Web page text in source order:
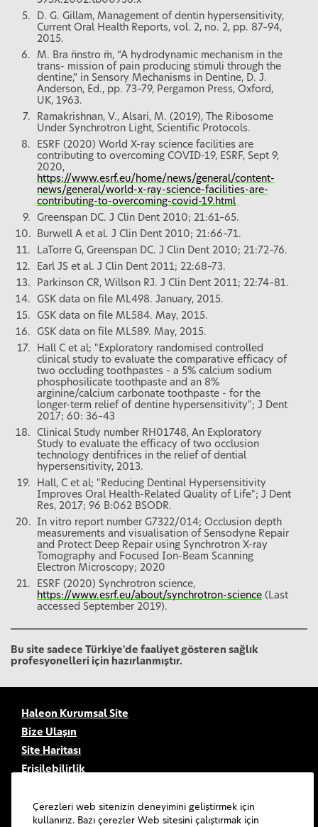
D. G. Gillam, Management of dentin hypersensitivity,
Current Oral Health Reports, vol. 2, no. 2, pp. 87–94,
2015.
M. Bra ̈nnstro ̈m, “A hydrodynamic mechanism in the
trans- mission of pain producing stimuli through the
dentine,” in Sensory Mechanisms in Dentine, D. J.
Anderson, Ed., pp. 73–79, Pergamon Press, Oxford,
UK, 1963.
Ramakrishnan, V., Alsari, M. (2019), The Ribosome
Under Synchrotron Light, Scientific Protocols.
ESRF (2020) World X-ray science facilities are
contributing to overcoming COVID-19, ESRF, Sept 9,
2020,
https://www.esrf.eu/home/news/general/content-
news/general/world-x-ray-science-facilities-are-
contributing-to-overcoming-covid-19.html
Greenspan DC. J Clin Dent 2010; 21:61–65.
Burwell A et al. J Clin Dent 2010; 21:66–71.
LaTorre G, Greenspan DC. J Clin Dent 2010; 21:72–76.
Earl JS et al. J Clin Dent 2011; 22:68–73.
Parkinson CR, Willson RJ. J Clin Dent 2011; 22:74–81.
GSK data on file ML498. January, 2015.
GSK data on file ML584. May, 2015.
GSK data on file ML589. May, 2015.
Hall C et al; "Exploratory randomised controlled
clinical study to evaluate the comparative efficacy of
two occluding toothpastes - a 5% calcium sodium
phosphosilicate toothpaste and an 8%
arginine/calcium carbonate toothpaste - for the
longer-term relief of dentine hypersensitivity"; J Dent
2017; 60: 36–43
Clinical Study number RH01748, An Exploratory
Study to evaluate the efficacy of two occlusion
technology dentifrices in the relief of dential
hypersensitivity, 2013.
Hall, C et al; "Reducing Dentinal Hypersensitivity
Improves Oral Health-Related Quality of Life"; J Dent
Res, 2017; 96 B:062 BSODR.
In vitro report number G7322/014; Occlusion depth
measurements and visualisation of Sensodyne Repair
and Protect Deep Repair using Synchrotron X-ray
Tomography and Focused Ion-Beam Scanning
Electron Microscopy; 2020
ESRF (2020) Synchrotron science,
https://www.esrf.eu/about/synchrotron-science (Last
accessed September 2019).
Bu site sadece Türkiye'de faaliyet gösteren sağlık
profesyonelleri için hazırlanmıştır.
Haleon Kurumsal Site
Bize Ulaşın
Site Haritası
Erişilebilirlik
Gizlilik Bildirimi
Çerezleri web sitenizin deneyimini geliştirmek için
kullanırız. Bazı çerezler Web sitesini çalıştırmak için